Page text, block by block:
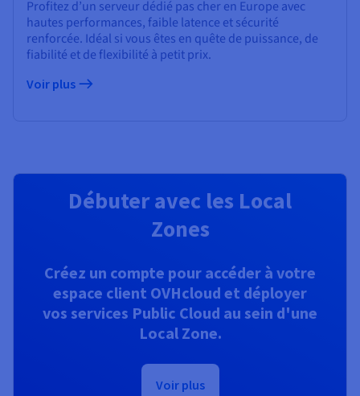
Profitez d’un serveur dédié pas cher en Europe avec
hautes performances, faible latence et sécurité
renforcée. Idéal si vous êtes en quête de puissance, de
fiabilité et de flexibilité à petit prix.
Voir plus
Débuter avec les Local
Zones
Créez un compte pour accéder à votre
espace client OVHcloud et déployer
vos services Public Cloud au sein d'une
Local Zone.
Voir plus